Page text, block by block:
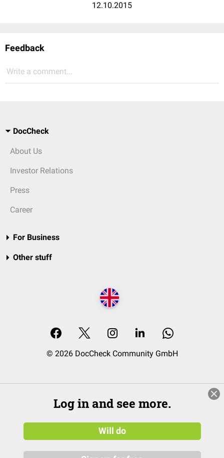
12.10.2015
Feedback
Write a comment...
DocCheck
About Us
Investor Relations
Press
Career
For Business
Other stuff
© 2026 DocCheck Community GmbH
Log in and see more.
Will do